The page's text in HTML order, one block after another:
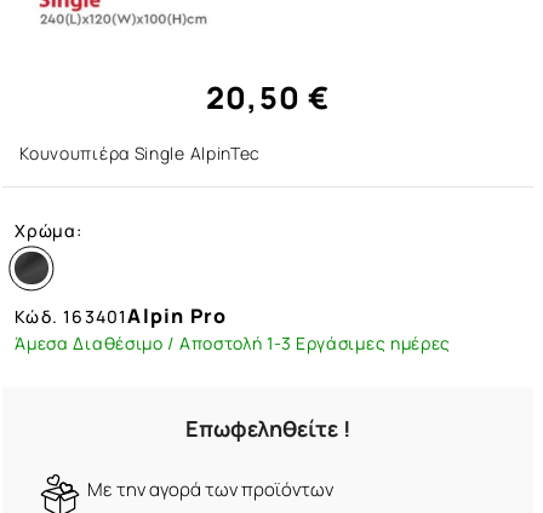
20,50 €
Κουνουπιέρα Single AlpinTec
Χρώμα:
Κώδ.163401Alpin Pro
Άμεσα Διαθέσιμο / Αποστολή 1-3 Εργάσιμες ημέρες
Επωφεληθείτε !
Mε την αγορά των προϊόντων